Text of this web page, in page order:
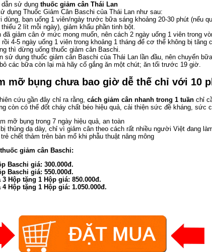
sử dụng thuốc giảm cân Thái Lan
dụng Thuốc Giảm Cân Baschi của Thái Lan như sau:
dùng, bạn uống 1 viên/ngày trước bữa sáng khoảng 20-30 phút (nếu
thiểu 2 lít mỗi ngày), giảm khẩu phần tinh bột.
đã giảm cân ở mức mong muốn, nên cách 2 ngày uống 1 viên trong
rồi 4-5 ngày uống 1 viên trong khoảng 1 tháng để cơ thể không bị
thì dừng uống thuốc giảm cân Baschi.
sử dụng thuốc giảm cân Baschi của Thái Lan lần đầu, nên chuyển
các bữa còn lại mà hãy cố gắng ăn một chút; ăn tối trước 19 giờ.
mỡ bụng chưa bao giờ dễ thế chỉ với 10
cứu gần đây chỉ ra rằng, cách giảm cân nhanh trong 1 tuần chỉ
còn có thể đốt cháy chất béo hiệu quả, cải thiện sức đề kháng, sức
mỡ bụng trong 7 ngày hiệu quả, an toàn
thủng dạ dày, chỉ vì giảm cân theo cách rất nhiều người Việt đang
trẻ chết thảm trên bàn mổ khi phẫu thuật nâng mông
giảm cân Baschi:
Baschi giá: 300.000đ.
Baschi giá: 550.000đ.
Hộp tặng 1 Hộp giá: 850.000đ.
Hộp tặng 1 Hộp giá: 1.050.000đ.